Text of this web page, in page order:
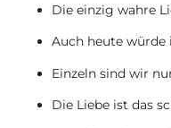
Die einzig wahre
Auch heute würde
Einzeln sind wir
Die Liebe ist das